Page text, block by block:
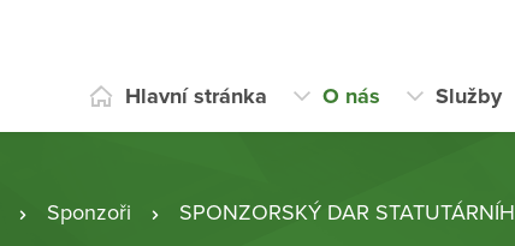
Hlavní stránka O nás Služby
Sponzoři SPONZORSKÝ DAR